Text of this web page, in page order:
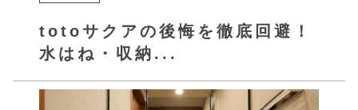
totoサクアの後悔を徹底回避！
水はね・収納...